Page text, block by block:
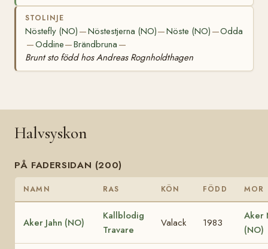
STOLINJE
Nöstefly (NO) —Nöstestjerna (NO)—Nöste (NO) —Odda
—Oddine—Brändbruna —
Brunt sto född hos Andreas Rognholdthagen
Halvsyskon
PÅ FADERSIDAN (200)
NAMN RAS KÖN FÖDD MOR
Aker Jahn (NO)
Kallblodig
Travare
Valack 1983
Aker
(NO)